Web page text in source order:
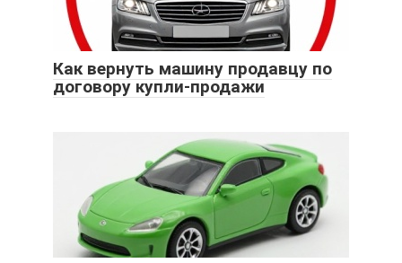
Как вернуть машину продавцу по
договору купли-продажи